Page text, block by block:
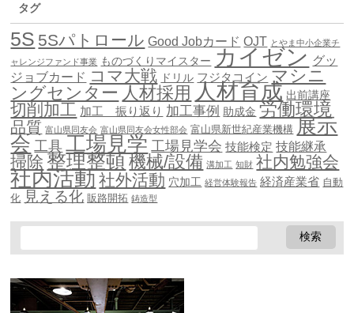
タグ
5S 5Sパトロール Good Jobカード OJT とやま中小企業チ
ャレンジファンド事業 ものづくりマイスター カイゼン グッ
ジョブカード コマ大戦 ドリル フジタコイン マシニ
ングセンター 人材採用 人材育成 出前講座
切削加工 加工 振り返り 加工事例 助成金 労働環境
品質 富山県同友会 富山県同友会女性部会 富山県新世紀産業機構 展示
会 工具 工場見学 工場見学会 技能検定 技能継承
掃除 整理整頓機械/設備 溝加工 知財 社内勉強会
社内活動社外活動 穴加工 経営体験報告 経済産業省 自動
化 見える化 販路開拓 鋳造型